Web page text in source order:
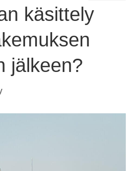
Hakemus
käsittely
jälkeen?